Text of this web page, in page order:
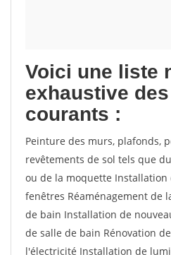
Voici une liste
exhaustive
courants :
Peinture des murs, plafonds,
revêtements de sol tels que
ou de la moquette
fenêtres Réaménagement de
de bain Installation de
de salle de bain Rénovation
l'électricité Installation de